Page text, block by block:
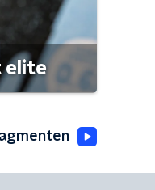
elite